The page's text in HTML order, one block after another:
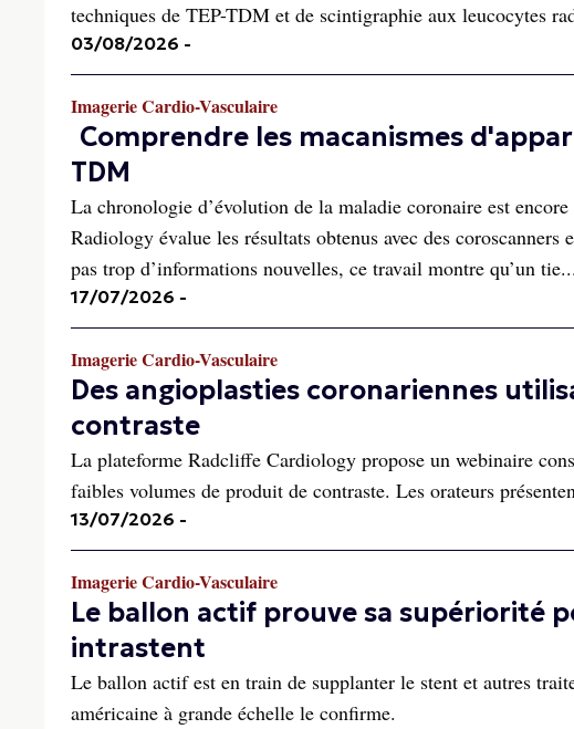
techniques de TEP-TDM et de scintigraphie aux leucocytes
03/08/2026 -
Imagerie Cardio-Vasculaire
Comprendre les macanismes
TDM
La chronologie d’évolution de la maladie coronaire est
Radiology évalue les résultats obtenus avec des
pas trop d’informations nouvelles, ce travail montre qu’un tie...
17/07/2026 -
Imagerie Cardio-Vasculaire
Des angioplasties coronariennes
contraste
La plateforme Radcliffe Cardiology propose un webinaire
faibles volumes de produit de contraste. Les orateurs
13/07/2026 -
Imagerie Cardio-Vasculaire
Le ballon actif prouve sa supériorité
intrastent
Le ballon actif est en train de supplanter le stent et autres
américaine à grande échelle le confirme.